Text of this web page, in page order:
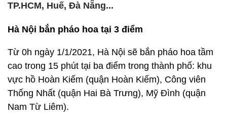
TP.HCM, Huế, Đà Nẵng...
Hà Nội bắn pháo hoa tại 3 điểm
Từ 0h ngày 1/1/2021, Hà Nội sẽ bắn pháo hoa tầm
cao trong 15 phút tại ba điểm trong thành phố: khu
vực hồ Hoàn Kiếm (quận Hoàn Kiếm), Công viên
Thống Nhất (quận Hai Bà Trưng), Mỹ Đình (quận
Nam Từ Liêm).